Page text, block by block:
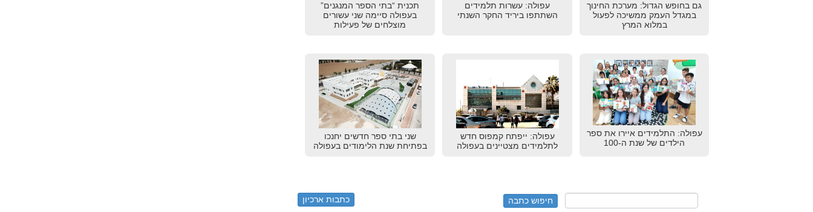
גם בחופש הגדול: מערכת החינוך
במגדל העמק ממשיכה לפעול
במלוא המרץ
עפולה: עשרות תלמידים
השתתפו ביריד החקר השנתי
תכנית “בתי הספר המנגנים”
בעפולה סיימה שני עשורים
מוצלחים של פעילות
עפולה: התלמידים איירו את ספר
הילדים של שנת ה-100
עפולה: ייפתח קמפוס חדש
לתלמידים מצטיינים בעפולה
שני בתי ספר חדשים יחנכו
בפתיחת שנת הלימודים בעפולה
כתבות ארכיון